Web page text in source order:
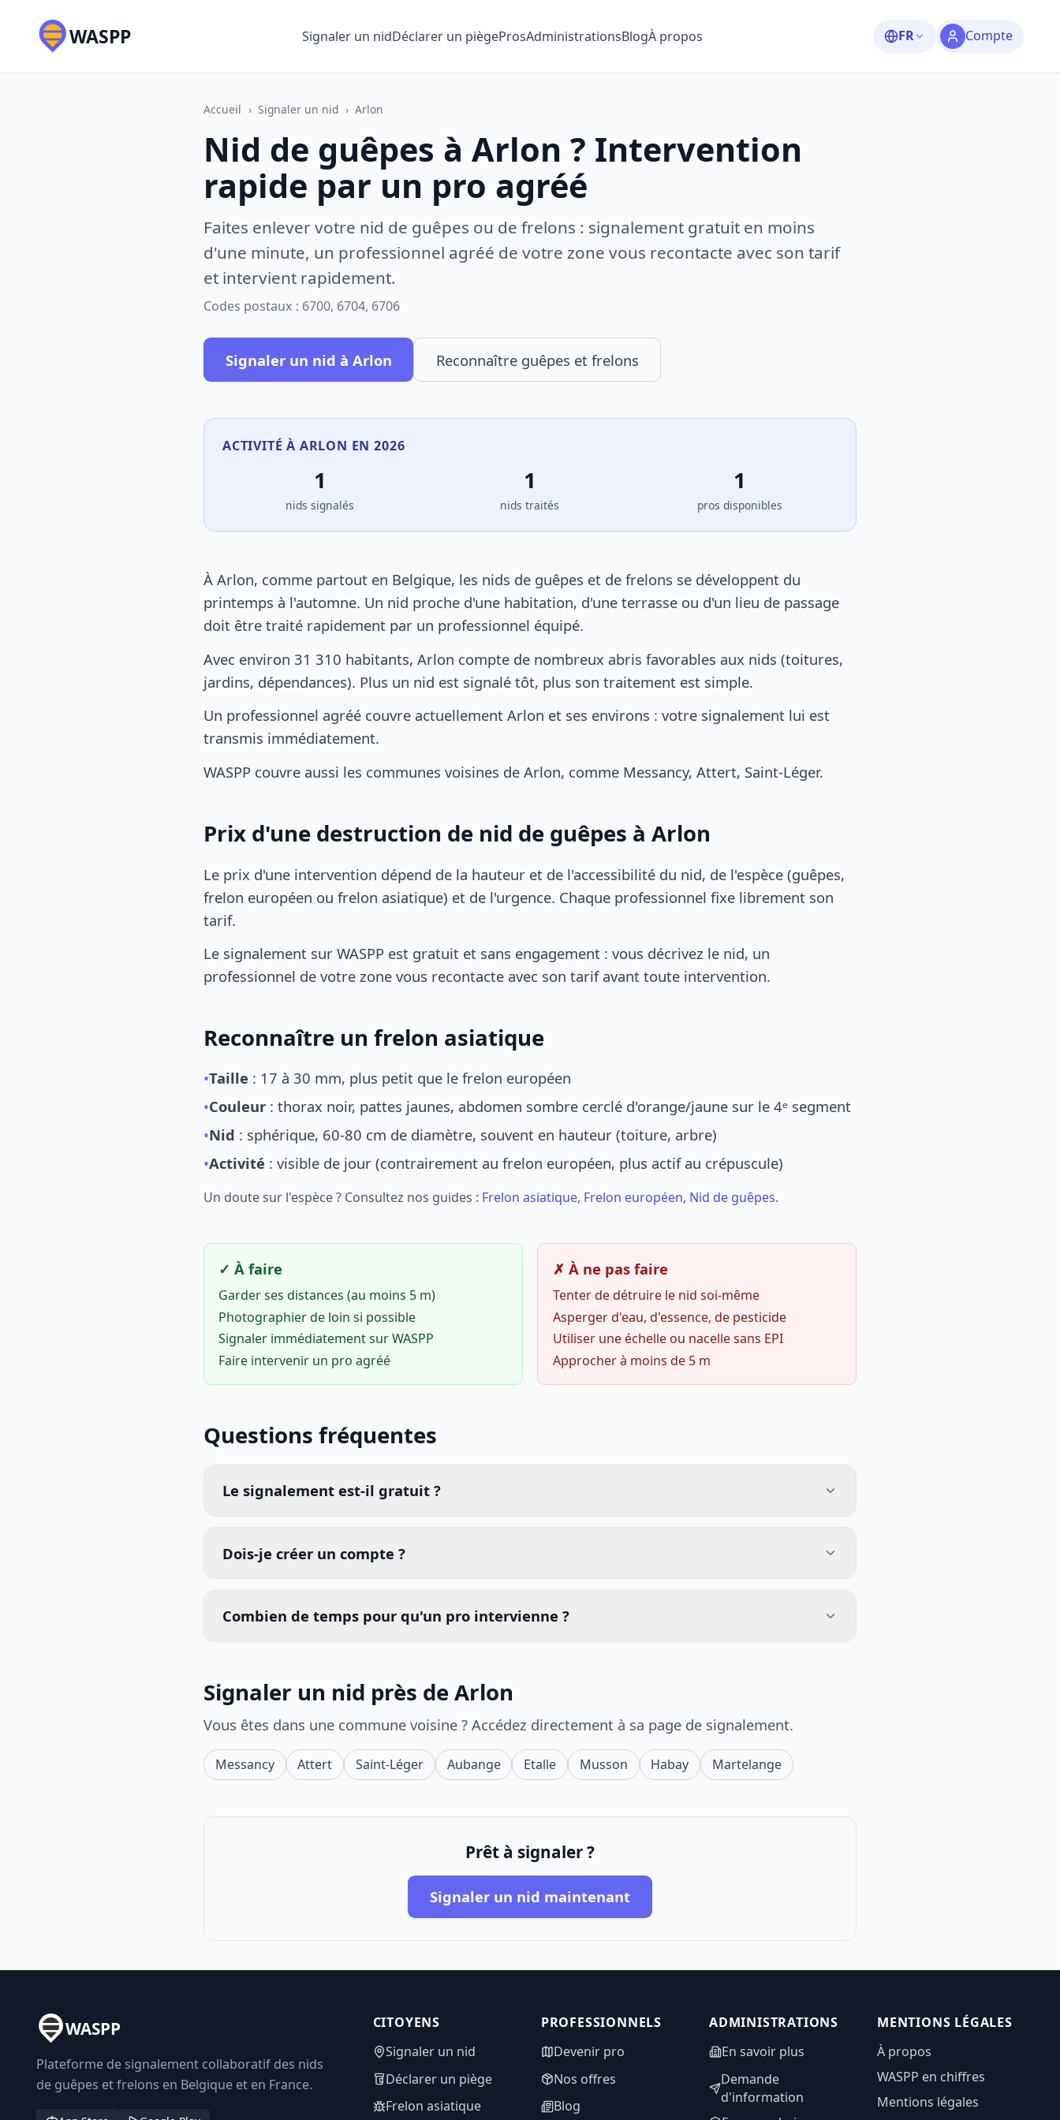
WASPP Signaler un nidDéclarer un piègeProsAdministrationsBlogÀ propos FR Compte
Accueil › Signaler un nid › Arlon
Nid de guêpes à Arlon ? Intervention
rapide par un pro agréé
Faites enlever votre nid de guêpes ou de frelons : signalement gratuit en moins
d'une minute, un professionnel agréé de votre zone vous recontacte avec son tarif
et intervient rapidement.
Codes postaux : 6700, 6704, 6706
Signaler un nid à Arlon Reconnaître guêpes et frelons
ACTIVITÉ À ARLON EN 2026
1
nids signalés
1
nids traités
1
pros disponibles
À Arlon, comme partout en Belgique, les nids de guêpes et de frelons se développent du
printemps à l'automne. Un nid proche d'une habitation, d'une terrasse ou d'un lieu de passage
doit être traité rapidement par un professionnel équipé.
Avec environ 31 310 habitants, Arlon compte de nombreux abris favorables aux nids (toitures,
jardins, dépendances). Plus un nid est signalé tôt, plus son traitement est simple.
Un professionnel agréé couvre actuellement Arlon et ses environs : votre signalement lui est
transmis immédiatement.
WASPP couvre aussi les communes voisines de Arlon, comme Messancy, Attert, Saint-Léger.
Prix d'une destruction de nid de guêpes à Arlon
Le prix d'une intervention dépend de la hauteur et de l'accessibilité du nid, de l'espèce (guêpes,
frelon européen ou frelon asiatique) et de l'urgence. Chaque professionnel fixe librement son
tarif.
Le signalement sur WASPP est gratuit et sans engagement : vous décrivez le nid, un
professionnel de votre zone vous recontacte avec son tarif avant toute intervention.
Reconnaître un frelon asiatique
•Taille : 17 à 30 mm, plus petit que le frelon européen
•Couleur : thorax noir, pattes jaunes, abdomen sombre cerclé d'orange/jaune sur le 4ᵉ segment
•Nid : sphérique, 60-80 cm de diamètre, souvent en hauteur (toiture, arbre)
•Activité : visible de jour (contrairement au frelon européen, plus actif au crépuscule)
Un doute sur l'espèce ? Consultez nos guides : Frelon asiatique, Frelon européen, Nid de guêpes.
✓ À faire
Garder ses distances (au moins 5 m)
Photographier de loin si possible
Signaler immédiatement sur WASPP
Faire intervenir un pro agréé
✗ À ne pas faire
Tenter de détruire le nid soi-même
Asperger d'eau, d'essence, de pesticide
Utiliser une échelle ou nacelle sans EPI
Approcher à moins de 5 m
Questions fréquentes
Le signalement est-il gratuit ?
Dois-je créer un compte ?
Combien de temps pour qu'un pro intervienne ?
Signaler un nid près de Arlon
Vous êtes dans une commune voisine ? Accédez directement à sa page de signalement.
Messancy Attert Saint-Léger Aubange Etalle Musson Habay Martelange
Prêt à signaler ?
Signaler un nid maintenant
WASPP
Plateforme de signalement collaboratif des nids
de guêpes et frelons en Belgique et en France.
CITOYENS
Signaler un nid
Déclarer un piège
Frelon asiatique
PROFESSIONNELS
Devenir pro
Nos offres
Blog
ADMINISTRATIONS
En savoir plus
Demande
d'information
MENTIONS LÉGALES
À propos
WASPP en chiffres
Mentions légales